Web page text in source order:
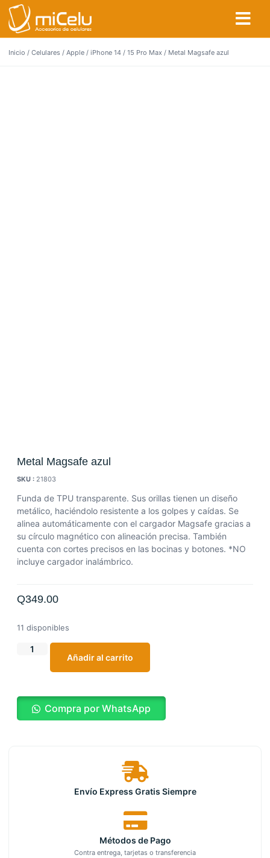
Inicio / Celulares / Apple / iPhone 14 / 15 Pro Max / Metal Magsafe azul
Metal Magsafe azul
SKU : 21803
Funda de TPU transparente. Sus orillas tienen un diseño
metálico, haciéndolo resistente a los golpes y caídas. Se
alinea automáticamente con el cargador Magsafe gracias a
su círculo magnético con alineación precisa. También
cuenta con cortes precisos en las bocinas y botones. *NO
incluye cargador inalámbrico.
Q349.00
11 disponibles
Añadir al carrito
Compra por WhatsApp
Envío Express Gratis Siempre
Métodos de Pago
Contra entrega, tarjetas o transferencia